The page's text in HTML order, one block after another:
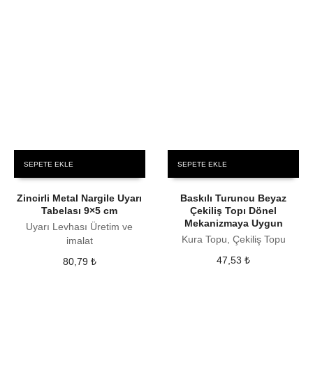
SEPETE EKLE
Zincirli Metal Nargile Uyarı
Tabelası 9×5 cm
Uyarı Levhası Üretim ve
imalat
80,79 ₺
SEPETE EKLE
Baskılı Turuncu Beyaz
Çekiliş Topı Dönel
Mekanizmaya Uygun
Kura Topu, Çekiliş Topu
47,53₺